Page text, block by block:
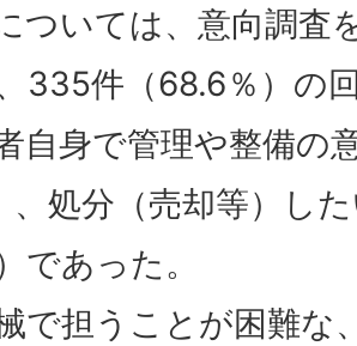
ついては、意向調査
335件（68.6％）の
自身で管理や整備の
、処分（売却等）し
であった。
で担うことが困難な